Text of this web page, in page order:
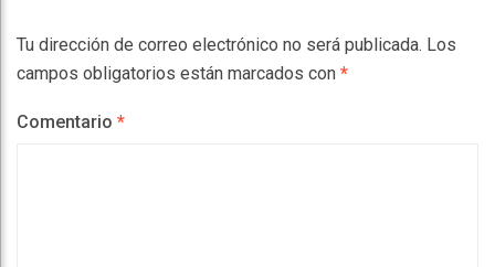
Tu dirección de correo electrónico no será publicada. Los
campos obligatorios están marcados con *
Comentario *